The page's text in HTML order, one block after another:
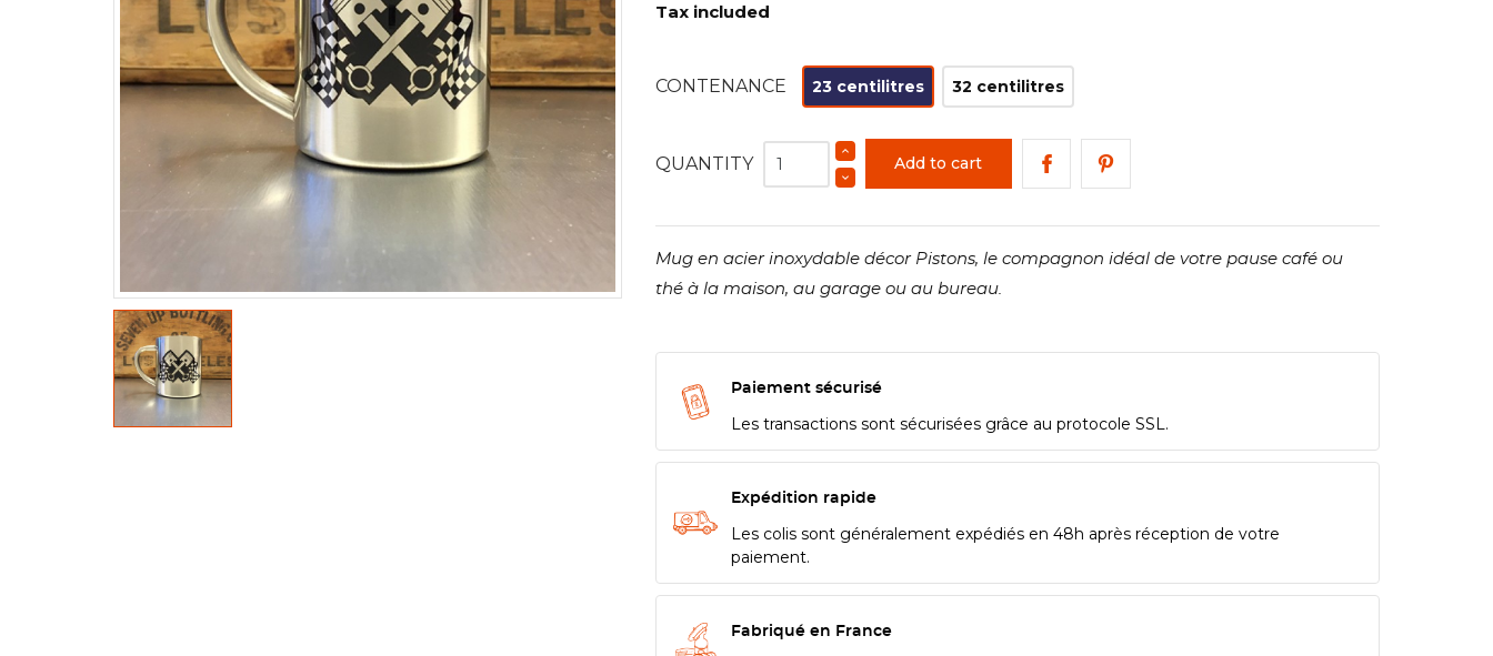
Tax included
CONTENANCE 23 centilitres 32 centilitres
QUANTITY Add to cart
Mug en acier inoxydable décor Pistons, le compagnon idéal de votre pause café ou
thé à la maison, au garage ou au bureau.
Paiement sécurisé
Les transactions sont sécurisées grâce au protocole SSL.
Expédition rapide
Les colis sont généralement expédiés en 48h après réception de votre
paiement.
Fabriqué en France